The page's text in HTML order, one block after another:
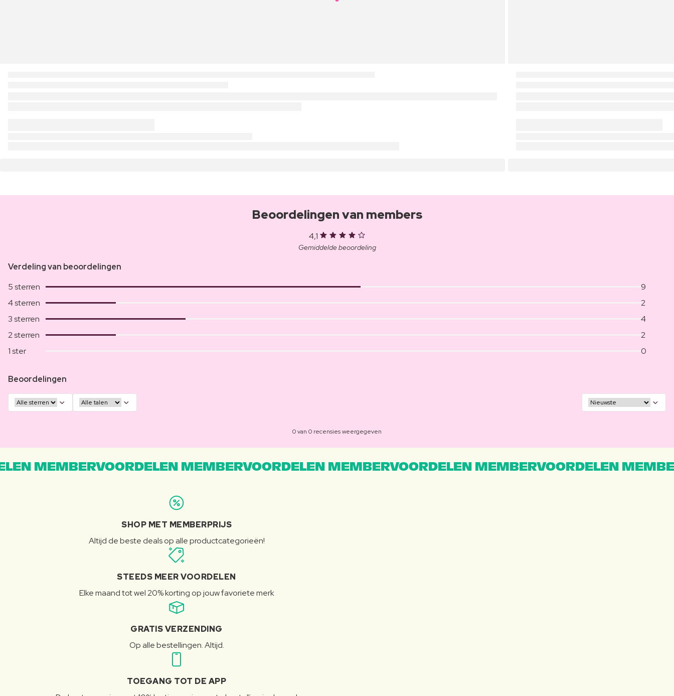
Beoordelingen van members
4,1
Gemiddelde beoordeling
Verdeling van beoordelingen
5 sterren
9
4 sterren
2
3 sterren
4
2 sterren
2
1 ster
0
Beoordelingen
0 van 0 recensies weergegeven
MEMBERVOORDELEN MEMBERVOORDELEN MEMBERVOORDELEN MEMBERVOORDELEN
SHOP MET MEMBERPRIJS
Altijd de beste deals op alle productcategorieën!
STEEDS MEER VOORDELEN
Elke maand tot wel 20% korting op jouw favoriete merk
GRATIS VERZENDING
Op alle bestellingen. Altijd.
TOEGANG TOT DE APP